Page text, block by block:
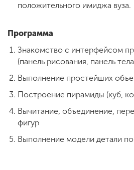
комиссия
+7 (831) 262-26-20
положительного имиджа вуза.
Программа
Знакомство с интерфейсом
(панель рисования, панель
Выполнение простейших
Построение пирамиды (куб,
Вычитание, объединение,
фигур
Выполнение модели детали